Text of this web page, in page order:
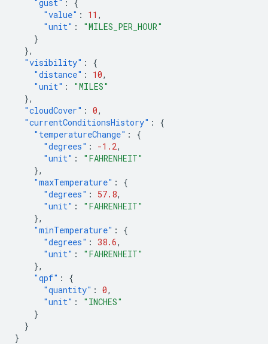
"gust" :
{
"value" : 11 ,
"unit" :
"MILES_PER_HOUR"
}
},
"visibility" :
{
"distance" : 10,
"unit" :
"MILES"
},
"cloudCover" : 0,
"currentConditionsHistory" :
{
"temperatureChange" :
{
"degrees" : -1.2,
"unit" :
"FAHRENHEIT"
},
"maxTemperature" :
{
"degrees" : 57.8,
"unit" :
"FAHRENHEIT"
},
"minTemperature" :
{
"degrees" : 38.6,
"unit" :
"FAHRENHEIT"
},
"qpf" :
{
"quantity" : 0,
"unit" :
"INCHES"
}
}
}